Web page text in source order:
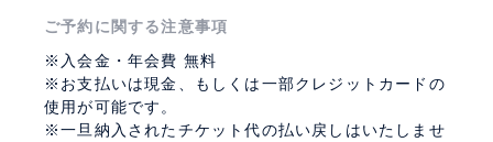
ご予約に関する注意事項
※入会金・年会費 無料
※お支払いは現金、もしくは一部クレジットカードの
使用が可能です。
※一旦納入されたチケット代の払い戻しはいたしませ